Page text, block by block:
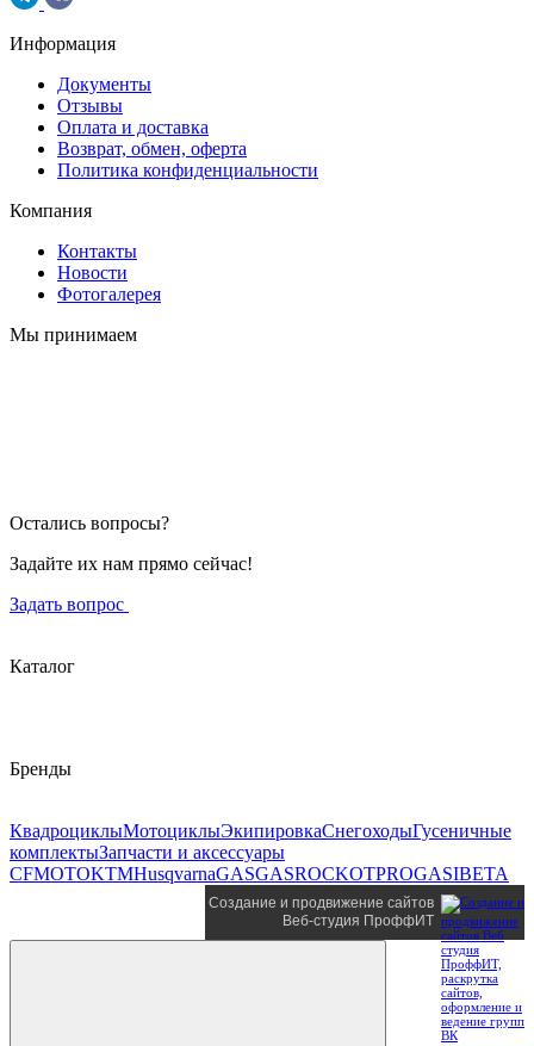
Информация
Документы
Отзывы
Оплата и доставка
Возврат, обмен, оферта
Политика конфиденциальности
Компания
Контакты
Новости
Фотогалерея
Мы принимаем
Остались вопросы?
Задайте их нам прямо сейчас!
Задать вопрос
Каталог
Бренды
КвадроциклыМотоциклыЭкипировкаСнегоходыГусеничные
комплектыЗапчасти и аксессуары
CFMOTOKTMHusqvarnaGASGASROCKOTPROGASIBETA
Создание и продвижение сайтов
Веб-студия ПроффИТ